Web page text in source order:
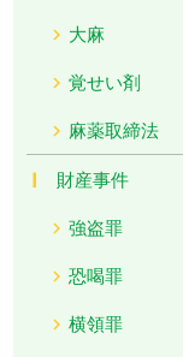
大麻
覚せい剤
麻薬取締法
財産事件
強盗罪
恐喝罪
横領罪